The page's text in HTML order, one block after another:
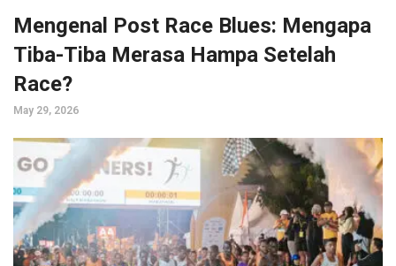
Mengenal Post Race Blues: Mengapa
Tiba-Tiba Merasa Hampa Setelah
Race?
May 29, 2026